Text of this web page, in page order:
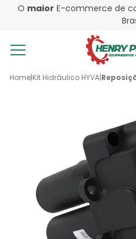
O maior E-commerce de
Home|Kit Hidráulico HYVA|